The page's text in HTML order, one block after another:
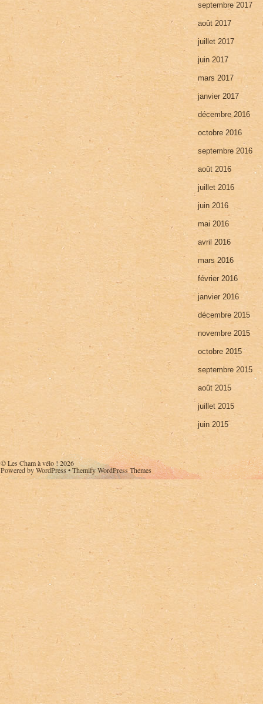
septembre 2017
août 2017
juillet 2017
juin 2017
mars 2017
janvier 2017
décembre 2016
octobre 2016
septembre 2016
août 2016
juillet 2016
juin 2016
mai 2016
avril 2016
mars 2016
février 2016
janvier 2016
décembre 2015
novembre 2015
octobre 2015
septembre 2015
août 2015
juillet 2015
juin 2015
©Les Cham à vélo !2026
Powered byWordPress•Themify WordPress Themes